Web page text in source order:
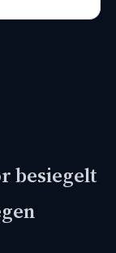
besiegelt